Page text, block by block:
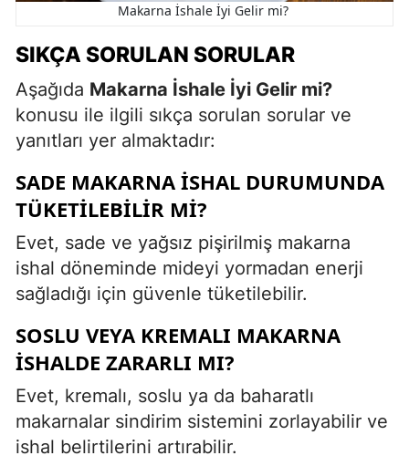
Makarna İshale İyi Gelir mi?
SIKÇA SORULAN SORULAR
Aşağıda Makarna İshale İyi Gelir mi?
konusu ile ilgili sıkça sorulan sorular ve
yanıtları yer almaktadır:
SADE MAKARNA ISHAL DURUMUNDA
TÜKETILEBILIR MI?
Evet, sade ve yağsız pişirilmiş makarna
ishal döneminde mideyi yormadan enerji
sağladığı için güvenle tüketilebilir.
SOSLU VEYA KREMALI MAKARNA
ISHALDE ZARARLI MI?
Evet, kremalı, soslu ya da baharatlı
makarnalar sindirim sistemini zorlayabilir ve
ishal belirtilerini artırabilir.